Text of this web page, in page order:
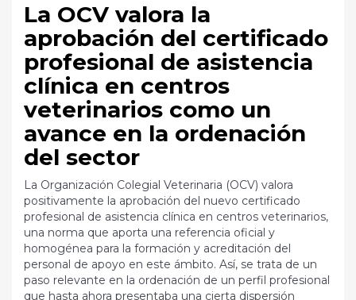
La OCV valora la
aprobación del certificado
profesional de asistencia
clínica en centros
veterinarios como un
avance en la ordenación
del sector
La Organización Colegial Veterinaria (OCV) valora
positivamente la aprobación del nuevo certificado
profesional de asistencia clínica en centros veterinarios,
una norma que aporta una referencia oficial y
homogénea para la formación y acreditación del
personal de apoyo en este ámbito. Así, se trata de un
paso relevante en la ordenación de un perfil profesional
que hasta ahora presentaba una cierta dispersión